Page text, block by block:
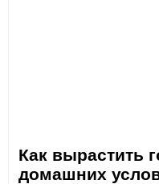
Как вырастить
домашних